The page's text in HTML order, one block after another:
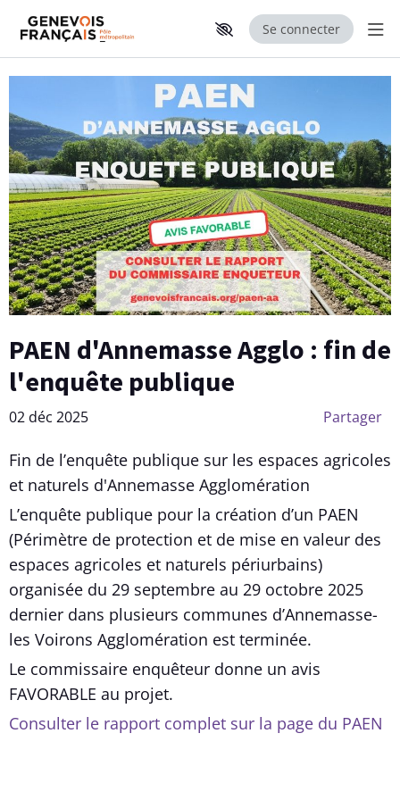
Aller au contenu principal
Paramètres d'accessibilité
Se connecter
PAEN d'Annemasse Agglo : fin de
l'enquête publique
02 déc 2025 Partager
Fin de l’enquête publique sur les espaces agricoles
et naturels d'Annemasse Agglomération
L’enquête publique pour la création d’un PAEN
(Périmètre de protection et de mise en valeur des
espaces agricoles et naturels périurbains)
organisée du 29 septembre au 29 octobre 2025
dernier dans plusieurs communes d’Annemasse-
les Voirons Agglomération est terminée.
Le commissaire enquêteur donne un avis
FAVORABLE au projet.
Consulter le rapport complet sur la page du PAEN